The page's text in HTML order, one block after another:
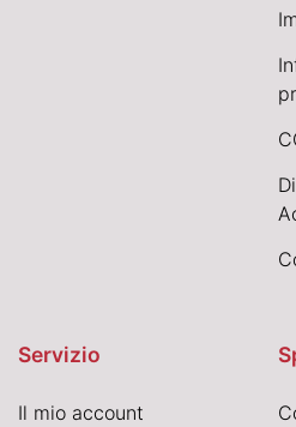
Servizio
Il mio account